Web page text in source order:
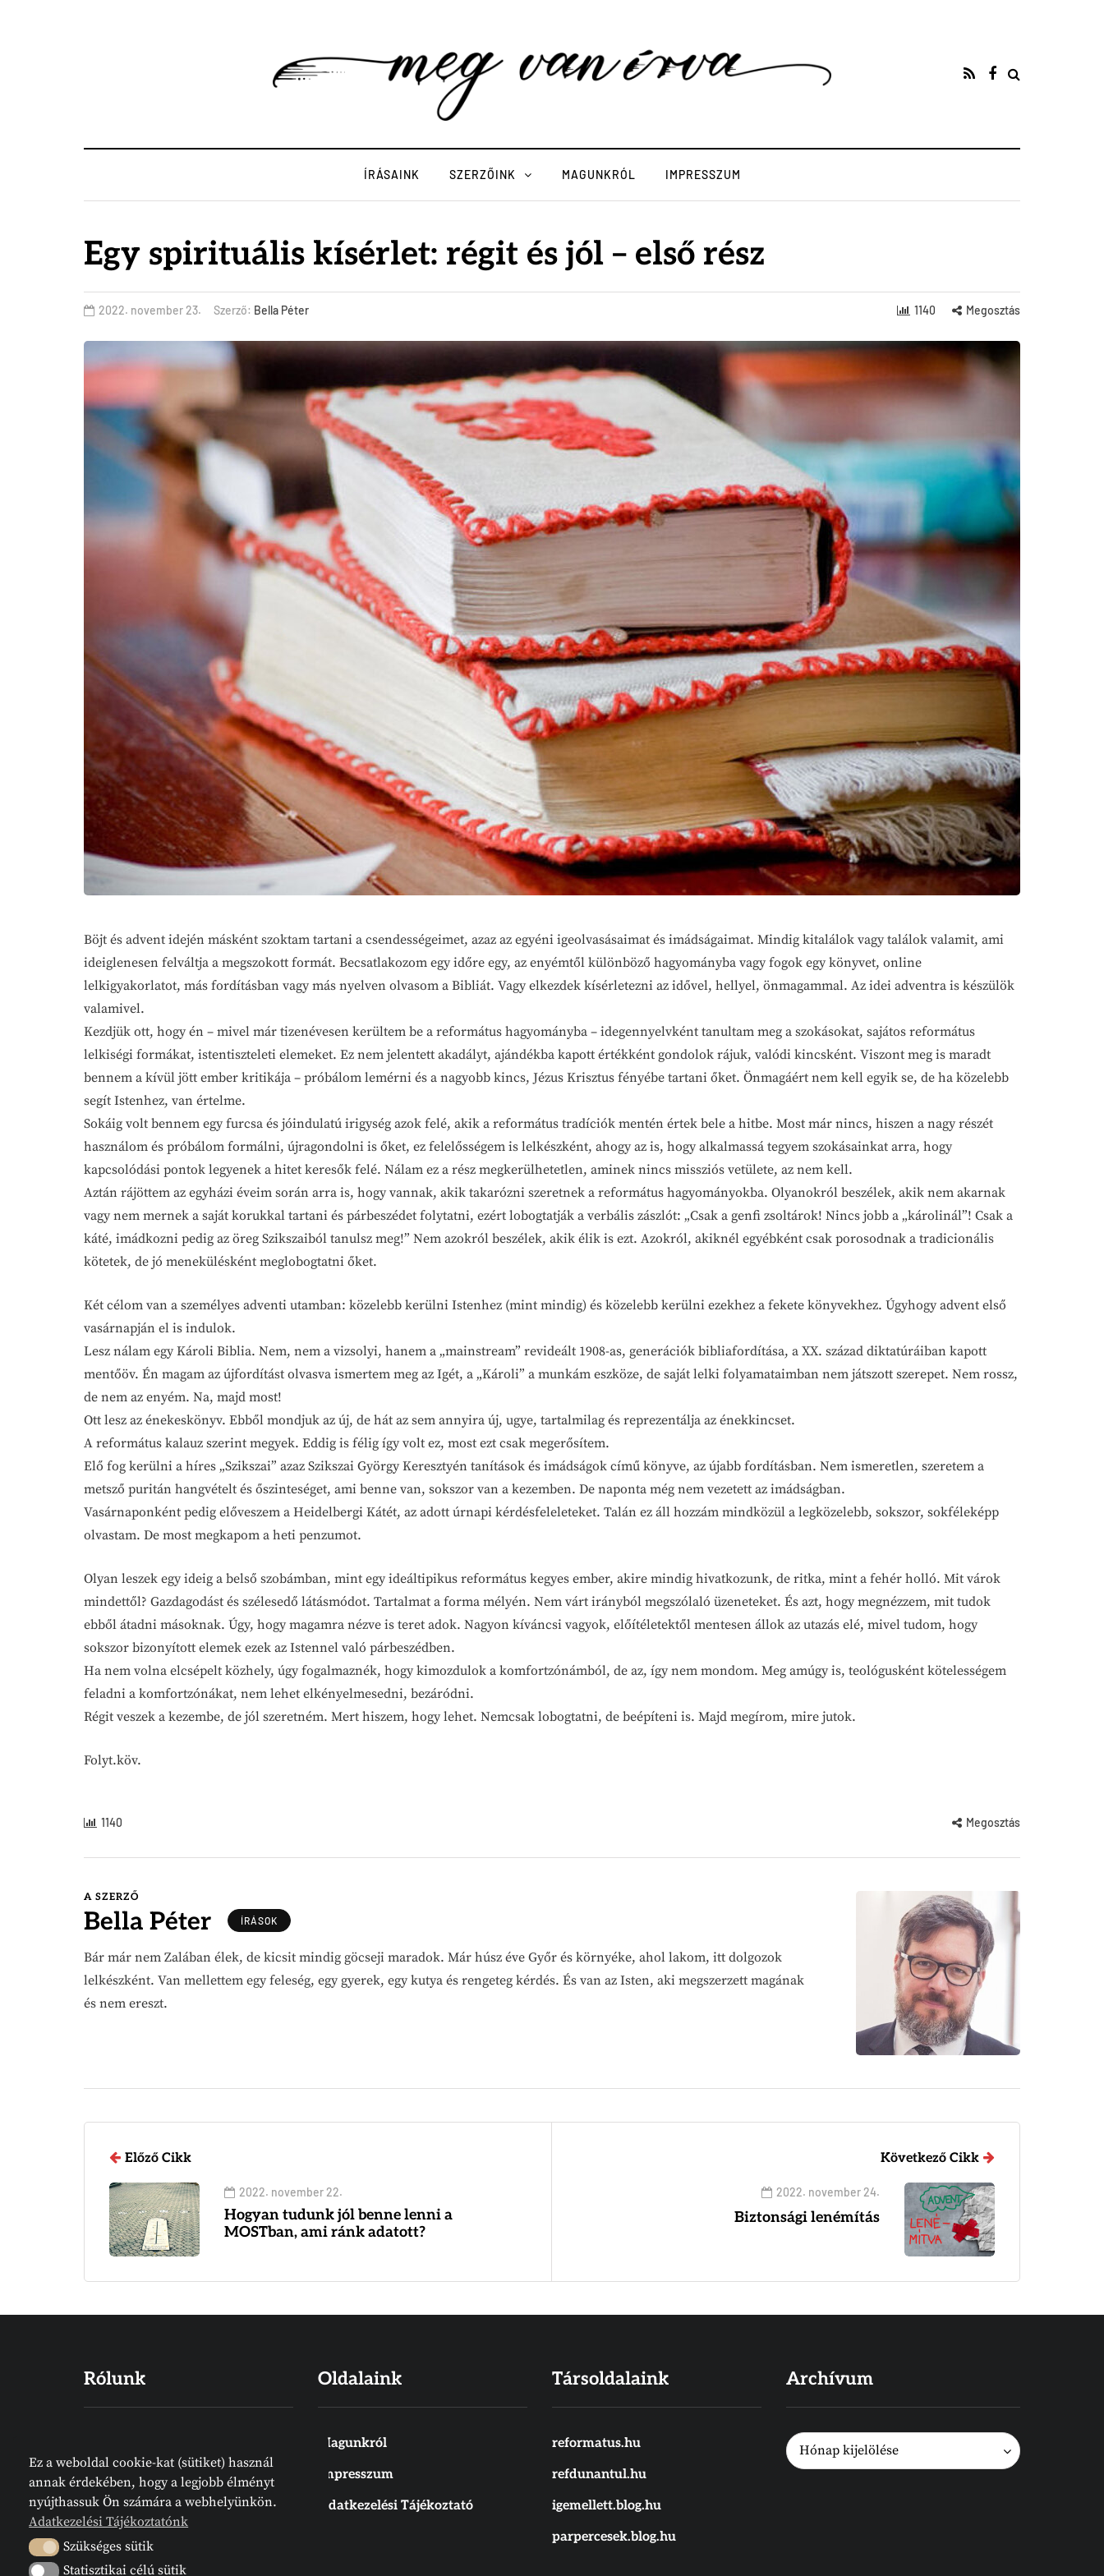
ÍRÁSAINK SZERZŐINK MAGUNKRÓL IMPRESSZUM
Egy spirituális kísérlet: régit és jól – első rész
2022. november 23. Szerző: Bella Péter 1140 Megosztás
Böjt és advent idején másként szoktam tartani a csendességeimet, azaz az egyéni igeolvasásaimat és imádságaimat. Mindig kitalálok vagy találok valamit, ami
ideiglenesen felváltja a megszokott formát. Becsatlakozom egy időre egy, az enyémtől különböző hagyományba vagy fogok egy könyvet, online
lelkigyakorlatot, más fordításban vagy más nyelven olvasom a Bibliát. Vagy elkezdek kísérletezni az idővel, hellyel, önmagammal. Az idei adventra is készülök
valamivel.
Kezdjük ott, hogy én – mivel már tizenévesen kerültem be a református hagyományba – idegennyelvként tanultam meg a szokásokat, sajátos református
lelkiségi formákat, istentiszteleti elemeket. Ez nem jelentett akadályt, ajándékba kapott értékként gondolok rájuk, valódi kincsként. Viszont meg is maradt
bennem a kívül jött ember kritikája – próbálom lemérni és a nagyobb kincs, Jézus Krisztus fényébe tartani őket. Önmagáért nem kell egyik se, de ha közelebb
segít Istenhez, van értelme.
Sokáig volt bennem egy furcsa és jóindulatú irigység azok felé, akik a református tradíciók mentén értek bele a hitbe. Most már nincs, hiszen a nagy részét
használom és próbálom formálni, újragondolni is őket, ez felelősségem is lelkészként, ahogy az is, hogy alkalmassá tegyem szokásainkat arra, hogy
kapcsolódási pontok legyenek a hitet keresők felé. Nálam ez a rész megkerülhetetlen, aminek nincs missziós vetülete, az nem kell.
Aztán rájöttem az egyházi éveim során arra is, hogy vannak, akik takarózni szeretnek a református hagyományokba. Olyanokról beszélek, akik nem akarnak
vagy nem mernek a saját korukkal tartani és párbeszédet folytatni, ezért lobogtatják a verbális zászlót: „Csak a genfi zsoltárok! Nincs jobb a „károlinál”! Csak a
káté, imádkozni pedig az öreg Szikszaiból tanulsz meg!” Nem azokról beszélek, akik élik is ezt. Azokról, akiknél egyébként csak porosodnak a tradicionális
kötetek, de jó menekülésként meglobogtatni őket.
Két célom van a személyes adventi utamban: közelebb kerülni Istenhez (mint mindig) és közelebb kerülni ezekhez a fekete könyvekhez. Úgyhogy advent első
vasárnapján el is indulok.
Lesz nálam egy Károli Biblia. Nem, nem a vizsolyi, hanem a „mainstream” revideált 1908-as, generációk bibliafordítása, a XX. század diktatúráiban kapott
mentőöv. Én magam az újfordítást olvasva ismertem meg az Igét, a „Károli” a munkám eszköze, de saját lelki folyamataimban nem játszott szerepet. Nem rossz,
de nem az enyém. Na, majd most!
Ott lesz az énekeskönyv. Ebből mondjuk az új, de hát az sem annyira új, ugye, tartalmilag és reprezentálja az énekkincset.
A református kalauz szerint megyek. Eddig is félig így volt ez, most ezt csak megerősítem.
Elő fog kerülni a híres „Szikszai” azaz Szikszai György Keresztyén tanítások és imádságok című könyve, az újabb fordításban. Nem ismeretlen, szeretem a
metsző puritán hangvételt és őszinteséget, ami benne van, sokszor van a kezemben. De naponta még nem vezetett az imádságban.
Vasárnaponként pedig előveszem a Heidelbergi Kátét, az adott úrnapi kérdésfeleleteket. Talán ez áll hozzám mindközül a legközelebb, sokszor, sokféleképp
olvastam. De most megkapom a heti penzumot.
Olyan leszek egy ideig a belső szobámban, mint egy ideáltipikus református kegyes ember, akire mindig hivatkozunk, de ritka, mint a fehér holló. Mit várok
mindettől? Gazdagodást és szélesedő látásmódot. Tartalmat a forma mélyén. Nem várt irányból megszólaló üzeneteket. És azt, hogy megnézzem, mit tudok
ebből átadni másoknak. Úgy, hogy magamra nézve is teret adok. Nagyon kíváncsi vagyok, előítéletektől mentesen állok az utazás elé, mivel tudom, hogy
sokszor bizonyított elemek ezek az Istennel való párbeszédben.
Ha nem volna elcsépelt közhely, úgy fogalmaznék, hogy kimozdulok a komfortzónámból, de az, így nem mondom. Meg amúgy is, teológusként kötelességem
feladni a komfortzónákat, nem lehet elkényelmesedni, bezáródni.
Régit veszek a kezembe, de jól szeretném. Mert hiszem, hogy lehet. Nemcsak lobogtatni, de beépíteni is. Majd megírom, mire jutok.
Folyt.köv.
1140 Megosztás
A SZERZŐ
Bella Péter ÍRÁSOK
Bár már nem Zalában élek, de kicsit mindig göcseji maradok. Már húsz éve Győr és környéke, ahol lakom, itt dolgozok
lelkészként. Van mellettem egy feleség, egy gyerek, egy kutya és rengeteg kérdés. És van az Isten, aki megszerzett magának
és nem ereszt.
Előző Cikk
2022. november 22.
Hogyan tudunk jól benne lenni a
MOSTban, ami ránk adatott?
Következő Cikk
2022. november 24.
Biztonsági lenémítás
Rólunk
Igéje, amelyet emberek írtak
ugyan, de nem emberektől jön.
Meg van írva. Az Írás örök
bennünket.
Oldalaink
Magunkról
Impresszum
Adatkezelési Tájékoztató
Társoldalaink
reformatus.hu
refdunantul.hu
igemellett.blog.hu
parpercesek.blog.hu
Archívum
Archívum
Hónap kijelölése
Archívum
Ez a weboldal cookie-kat (sütiket) használ
annak érdekében, hogy a legjobb élményt
nyújthassuk Ön számára a webhelyünkön.
Adatkezelési Tájékoztatónk
Szükséges sütik
Szükséges sütik
Statisztikai célú sütik
Statisztikai célú sütik